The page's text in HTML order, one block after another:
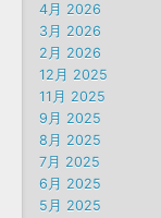
4月 2026
3月 2026
2月 2026
12月 2025
11月 2025
9月 2025
8月 2025
7月 2025
6月 2025
5月 2025